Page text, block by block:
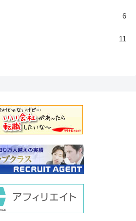
6
11